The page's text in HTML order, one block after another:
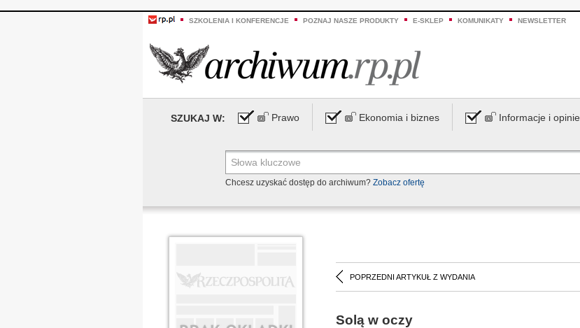
SZKOLENIA I KONFERENCJE POZNAJ NASZE PRODUKTY E-SKLEP KOMUNIKATY NEWSLETTER
SZUKAJ W: Prawo Ekonomia i biznes Informacje i opinie
Chcesz uzyskać dostęp do archiwum? Zobacz ofertę
POPRZEDNI ARTYKUŁ Z WYDANIA
Solą w oczy